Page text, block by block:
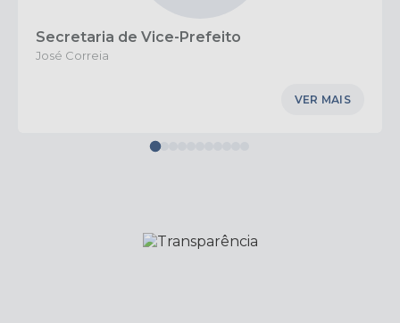
Secretaria de Vice-Prefeito
José Correia
VER MAIS